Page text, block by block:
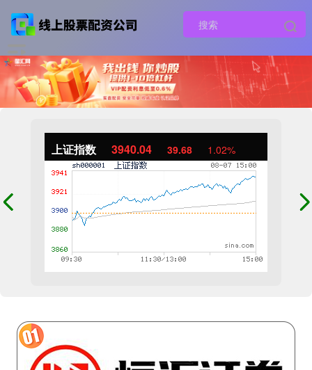
上证指数 3940.04 39.68 1.02%